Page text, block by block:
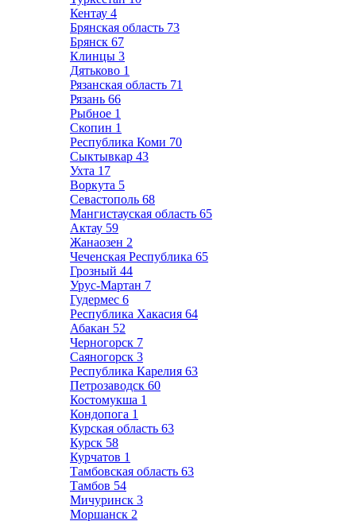
Кентау 4
Брянская область 73
Брянск 67
Клинцы 3
Дятьково 1
Рязанская область 71
Рязань 66
Рыбное 1
Скопин 1
Республика Коми 70
Сыктывкар 43
Ухта 17
Воркута 5
Севастополь 68
Мангистауская область 65
Актау 59
Жанаозен 2
Чеченская Республика 65
Грозный 44
Урус-Мартан 7
Гудермес 6
Республика Хакасия 64
Абакан 52
Черногорск 7
Саяногорск 3
Республика Карелия 63
Петрозаводск 60
Костомукша 1
Кондопога 1
Курская область 63
Курск 58
Курчатов 1
Тамбовская область 63
Тамбов 54
Мичуринск 3
Моршанск 2